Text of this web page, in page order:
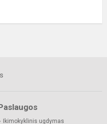
Ikimokyklinis ugdymas